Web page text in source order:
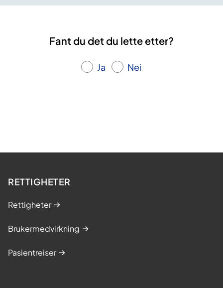
Fant du det du lette etter?
Ja Nei
RETTIGHETER
Rettigheter
Brukermedvirkning
Pasientreiser